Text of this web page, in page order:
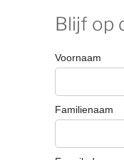
Blijf op